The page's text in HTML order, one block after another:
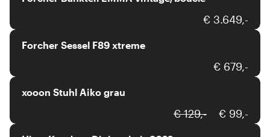
€ 3.649,-
Forcher
Forcher Sessel F89 xtreme
€ 679,-
xooon
xooon Stuhl Aiko grau
€ 129,- € 99,-
Hjort Knudsen